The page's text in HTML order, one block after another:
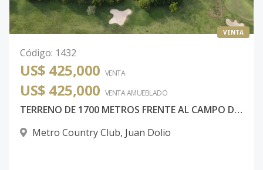
VENTA
Código: 1432
US$ 425,000 VENTA
US$ 425,000 VENTA AMUEBLADO
TERRENO DE 1700 METROS FRENTE AL CAMPO DE GOLF EN METRO COUNTRY CLUB JUAN DOLIO
Metro Country Club, Juan Dolio